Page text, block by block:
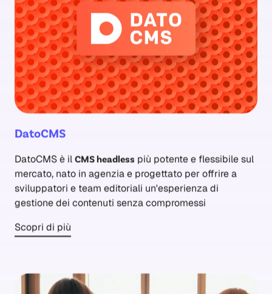
DatoCMS
DatoCMS è il CMS headless più potente e flessibile sul
mercato, nato in agenzia e progettato per offrire a
sviluppatori e team editoriali un'esperienza di
gestione dei contenuti senza compromessi
Scopri di più